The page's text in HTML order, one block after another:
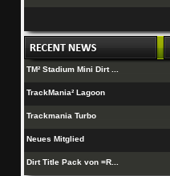
TM² Stadium Mini Dirt ...
TrackMania² Lagoon
Trackmania Turbo
Neues Mitglied
Dirt Title Pack von =R...